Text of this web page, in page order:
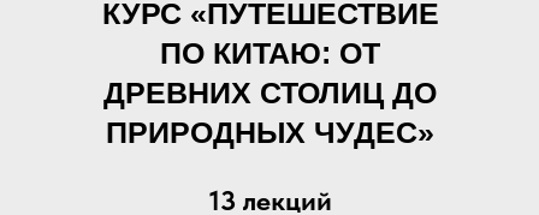
13 лекций
КУРС «ПУТЕШЕСТВИЕ
ПО КИТАЮ: ОТ
ДРЕВНИХ СТОЛИЦ ДО
ПРИРОДНЫХ ЧУДЕС»